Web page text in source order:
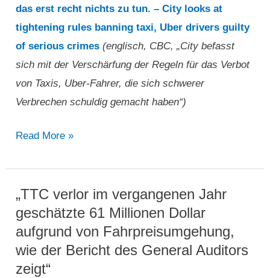
ausgegeben
hat“
das erst recht nichts zu tun. – City looks at
tightening rules banning taxi, Uber drivers guilty
of serious crimes (englisch, CBC, „City befasst
sich mit der Verschärfung der Regeln für das Verbot
von Taxis, Uber-Fahrer, die sich schwerer
Verbrechen schuldig gemacht haben“)
„City
sich
mit
der
Verschärfung
der
Regeln
Read More »
„TTC verlor im vergangenen Jahr
geschätzte 61 Millionen Dollar
aufgrund von Fahrpreisumgehung,
wie der Bericht des General Auditors
zeigt“